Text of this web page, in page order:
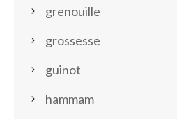
grenouille
grossesse
guinot
hammam